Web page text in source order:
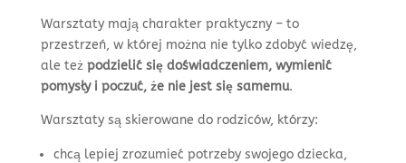
Warsztaty mają charakter praktyczny – to
przestrzeń, w której można nie tylko zdobyć wiedzę,
ale też podzielić się doświadczeniem, wymienić
pomysły i poczuć, że nie jest się samemu.
Warsztaty są skierowane do rodziców, którzy:
chcą lepiej zrozumieć potrzeby swojego dziecka,